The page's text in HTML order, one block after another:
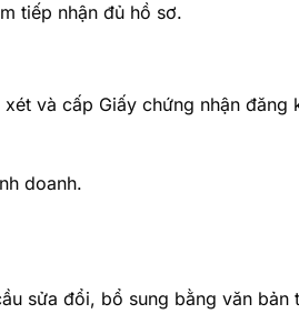
tiếp nhận đủ hồ sơ.
và cấp Giấy chứng nhận đăng
doanh.
sửa đổi, bổ sung bằng văn bản